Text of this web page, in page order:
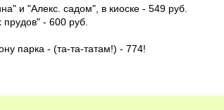
и "Алекс. садом", в киоске - 549 руб.
прудов" - 600 руб.
парка - (та-та-татам!) - 774!